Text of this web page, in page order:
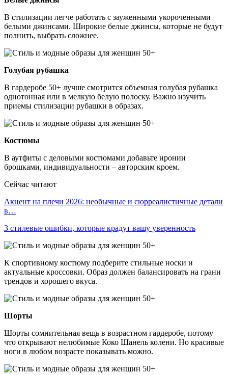
В стилизации легче работать с зауженными укороченными
белыми джинсами. Широкие белые джинсы, которые не будут
полнить, выбрать сложнее.
Голубая рубашка
В гардеробе 50+ лучше смотрится объемная голубая рубашка
однотонная или в мелкую белую полоску. Важно изучить
приемы стилизации рубашки в образах.
Костюмы
В аутфиты с деловыми костюмами добавьте иронии
брошками, индивидуальности – авторским кроем.
Сейчас читают
Акцент на плечи 2026: необычные и сюрреалистичные детали
в…
3 стилевые ошибки, которые крадут вашу уверенность
К спортивному костюму подберите стильные носки и
актуальные кроссовки. Образ должен балансировать на грани
трендов и хорошего вкуса.
Шорты
Шорты сомнительная вещь в возрастном гардеробе, потому
что открывают нелюбимые Коко Шанель колени. Но красивые
ноги в любом возрасте показывать можно.